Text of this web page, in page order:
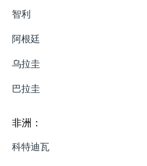
智利
阿根廷
乌拉圭
巴拉圭
非洲：
科特迪瓦